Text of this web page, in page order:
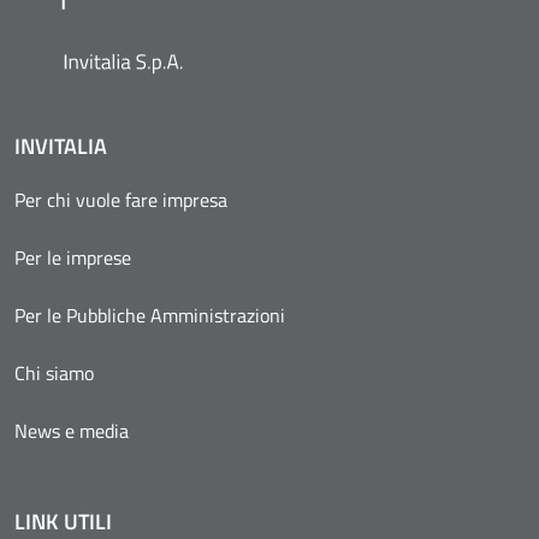
INVITALIA
Per chi vuole fare impresa
Per le imprese
Per le Pubbliche Amministrazioni
Chi siamo
News e media
LINK UTILI